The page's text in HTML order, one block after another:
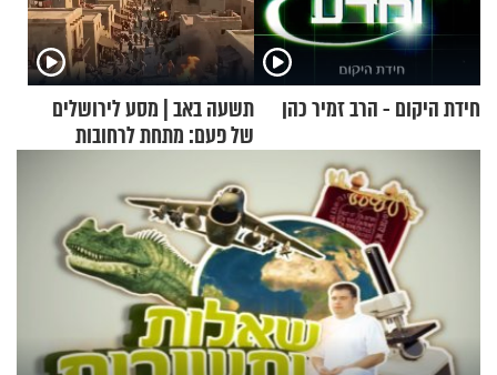
חידת היקום - הרב זמיר כהן
תשעה באב | מסע לירושלים
של פעם: מתחת לרחובות